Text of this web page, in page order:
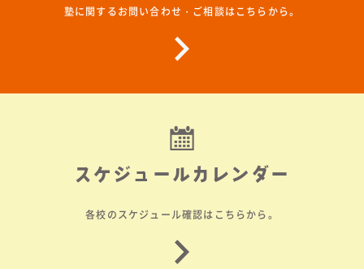
塾に関するお問い合わせ・ご相談はこちらから。
スケジュールカレンダー
各校のスケジュール確認はこちらから。